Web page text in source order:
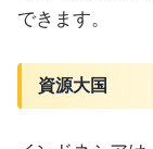
できます。
資源大国